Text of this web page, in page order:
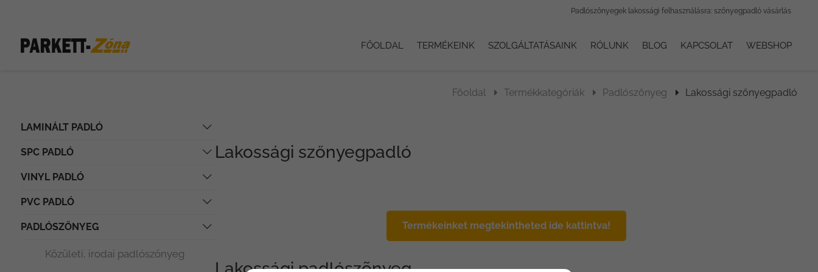
Padlószőnyegek lakossági felhasználásra: szőnyegpadló vásárlás
FŐOLDAL TERMÉKEINK SZOLGÁLTATÁSAINK RÓLUNK BLOG KAPCSOLAT WEBSHOP
Főoldal Termékkategóriák Padlószőnyeg Lakossági szőnyegpadló
Lakossági szőnyegpadló
Termékeinket megtekintheted ide kattintva!
LAMINÁLT PADLÓ
SPC PADLÓ
VINYL PADLÓ
PVC PADLÓ
PADLÓSZŐNYEG
Közületi, irodai padlószőnyeg